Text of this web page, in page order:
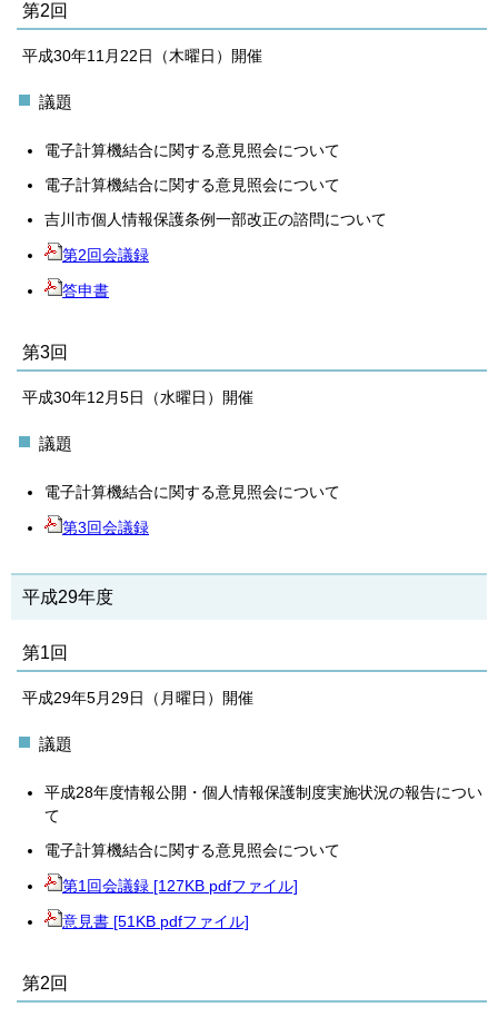
第2回
平成30年11月22日（木曜日）開催
議題
電子計算機結合に関する意見照会について
電子計算機結合に関する意見照会について
吉川市個人情報保護条例一部改正の諮問について
第2回会議録
答申書
第3回
平成30年12月5日（水曜日）開催
議題
電子計算機結合に関する意見照会について
第3回会議録
平成29年度
第1回
平成29年5月29日（月曜日）開催
議題
平成28年度情報公開・個人情報保護制度実施状況の報告につい
て
電子計算機結合に関する意見照会について
第1回会議録 [127KB pdfファイル]
意見書 [51KB pdfファイル]
第2回